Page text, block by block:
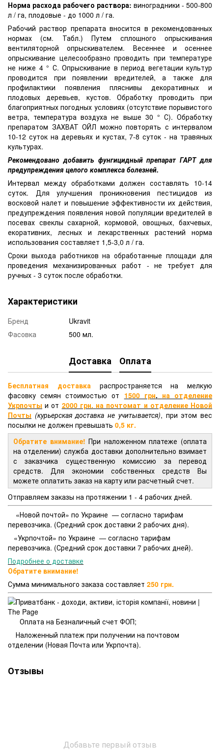
Норма расхода рабочего раствора: виноградники - 500-800
л / га, плодовые - до 1000 л / га.
Рабочий раствор препарата вносится в рекомендованных
нормах (см. Табл.) Путем сплошного опрыскивания
вентиляторной опрыскивателем. Весеннее и осеннее
опрыскивание целесообразно проводить при температуре
не ниже 4 ° С. Опрыскивание в период вегетации культур
проводится при появлении вредителей, а также для
профилактики появления пляснивы декоративных и
плодовых деревьев, кустов. Обработку проводить при
благоприятных погодных условиях (отсутствие порывистого
ветра, температура воздуха не выше 30 ° С). Обработку
препаратом ЗАХВАТ ОЙЛ можно повторять с интервалом
10-12 суток на деревьях и кустах, 7-8 суток - на травяных
культурах.
Рекомендовано добавить фунгицидный препарат ГАРТ для
предупреждения целого комплекса болезней.
Интервал между обработками должен составлять 10-14
суток. Для улучшения проникновения пестицидов из
восковой налет и повышение эффективности их действия,
предупреждения появления новой популяции вредителей в
посевах свеклы сахарной, кормовой, овощных, бахчевых,
екоративних, лесных и лекарственных растений норма
использования составляет 1,5-3,0 л / га.
Сроки выхода работников на обработанные площади для
проведения механизированных работ - не требует для
ручных - 3 суток после обработки.
Характеристики
Бренд
Ukravit
Фасовка
500 мл.
Доставка Оплата
Бесплатная доставка распространяется на мелкую
фасовку семян стоимостью от 1500 грн. на отделение
Укрпочты и от 2000 грн. на почтомат и отделение Новой
Почты (курьерская доставка не учитывается), при этом вес
посылки не должен превышать 0,5 кг.
Обратите внимание!При наложенном платеже (оплата
на отделении) служба доставки дополнительно взимает
с заказчика существенную комиссию за перевод
средств. Для экономии собственных средств Вы
можете оплатить заказ на карту или расчетный счет.
Отправляем заказы на протяжении 1 - 4 рабочих дней.
«Новой почтой» по Украине — согласно тарифам
перевозчика. (Средний срок доставки 2 рабочих дня).
«Укрпочтой» по Украине — согласно тарифам
перевозчика. (Средний срок доставки 7 рабочих дней).
Подробнее о доставке
Обратите внимание!
Сумма минимального заказа составляет 250 грн.
Оплата на Безналичный счет ФОП;
Наложенный платеж при получении на почтовом
отделении (Новая Почта или Укрпочта).
Отзывы
Добавьте первый отзыв